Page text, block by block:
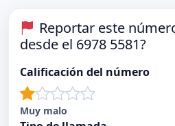
Reportar este
desde el 6978 5581?
Calificación del número
Muy malo